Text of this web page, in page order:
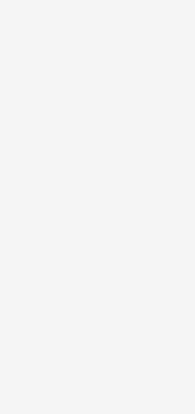
Ворог завдав
двоє поранених.
після атаки БПЛА